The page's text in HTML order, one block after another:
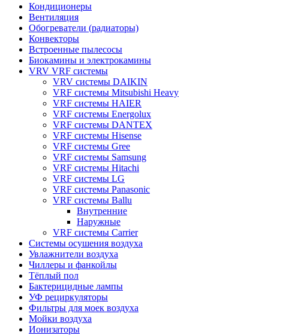
Кондиционеры
Вентиляция
Обогреватели (радиаторы)
Конвекторы
Встроенные пылесосы
Биокамины и электрокамины
VRV VRF системы
VRV системы DAIKIN
VRF системы Mitsubishi Heavy
VRF системы HAIER
VRF системы Energolux
VRF системы DANTEX
VRF системы Hisense
VRF системы Gree
VRF системы Samsung
VRF системы Hitachi
VRF системы LG
VRF системы Panasonic
VRF системы Ballu
Внутренние
Наружные
VRF системы Carrier
Системы осушения воздуха
Увлажнители воздуха
Чиллеры и фанкойлы
Тёплый пол
Бактерицидные лампы
УФ рециркуляторы
Фильтры для моек воздуха
Мойки воздуха
Ионизаторы